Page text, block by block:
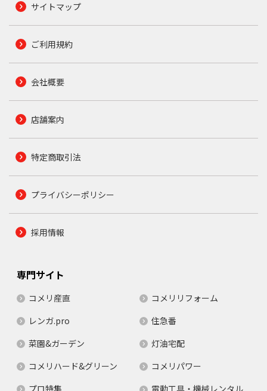
サイトマップ
ご利用規約
会社概要
店舗案内
特定商取引法
プライバシーポリシー
採用情報
専門サイト
コメリ産直
コメリリフォーム
レンガ.pro
住急番
菜園&ガーデン
灯油宅配
コメリハード&グリーン
コメリパワー